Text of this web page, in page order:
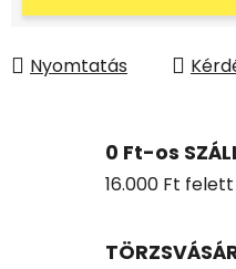
Nyomtatás
0 Ft-os
16.000 Ft felett